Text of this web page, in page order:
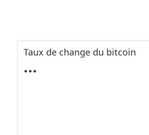
Taux de change du bitcoin
...